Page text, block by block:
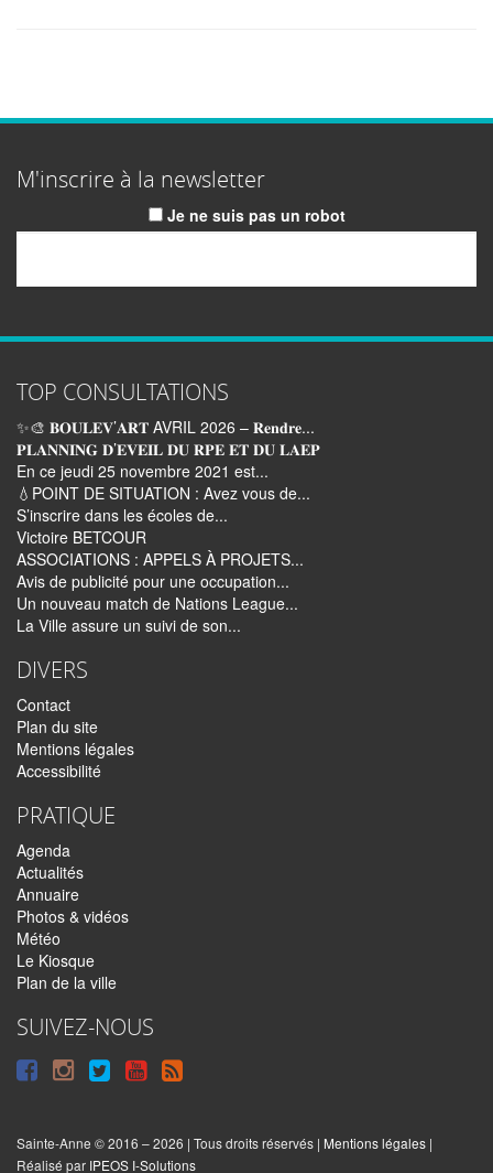
M'inscrire à la newsletter
Je ne suis pas un robot
TOP CONSULTATIONS
✨🎨 𝐁𝐎𝐔𝐋𝐄𝐕’𝐀𝐑𝐓 AVRIL 2026 – 𝐑𝐞𝐧𝐝𝐫𝐞...
𝐏𝐋𝐀𝐍𝐍𝐈𝐍𝐆 𝐃’𝐄𝐕𝐄𝐈𝐋 𝐃𝐔 𝐑𝐏𝐄 𝐄𝐓 𝐃𝐔 𝐋𝐀𝐄𝐏
En ce jeudi 25 novembre 2021 est...
💧POINT DE SITUATION : Avez vous de...
S’inscrire dans les écoles de...
Victoire BETCOUR
ASSOCIATIONS : APPELS À PROJETS...
Avis de publicité pour une occupation...
Un nouveau match de Nations League...
La Ville assure un suivi de son...
DIVERS
Contact
Plan du site
Mentions légales
Accessibilité
PRATIQUE
Agenda
Actualités
Annuaire
Photos & vidéos
Météo
Le Kiosque
Plan de la ville
SUIVEZ-NOUS
Suivre
Facebook
Suivre
Instagram
Suivre
Twitter
Syndiquer
le
Sainte-Anne © 2016 – 2026 | Tous droits réservés | Mentions légales |
Réalisé par IPEOS I-Solutions